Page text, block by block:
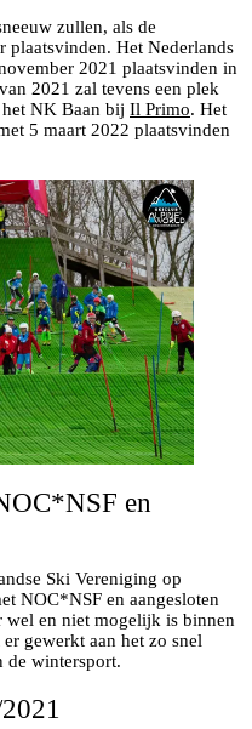
zullen, als de
plaatsvinden. Het Nederlands
2021 plaatsvinden in
2021 zal tevens een plek
NK Baan bij Il Primo. Het
5 maart 2022 plaatsvinden
en
Ski Vereniging op
NOC*NSF en aangesloten
wel en niet mogelijk is binnen
gewerkt aan het zo snel
de wintersport.